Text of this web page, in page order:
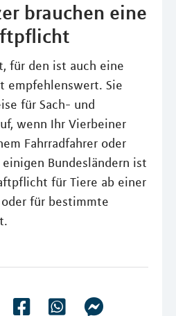
brauchen eine
für den ist auch eine
empfehlenswert. Sie
für Sach- und
wenn Ihr Vierbeiner
Fahrradfahrer oder
Bundesländern ist
für Tiere ab einer
für bestimmte